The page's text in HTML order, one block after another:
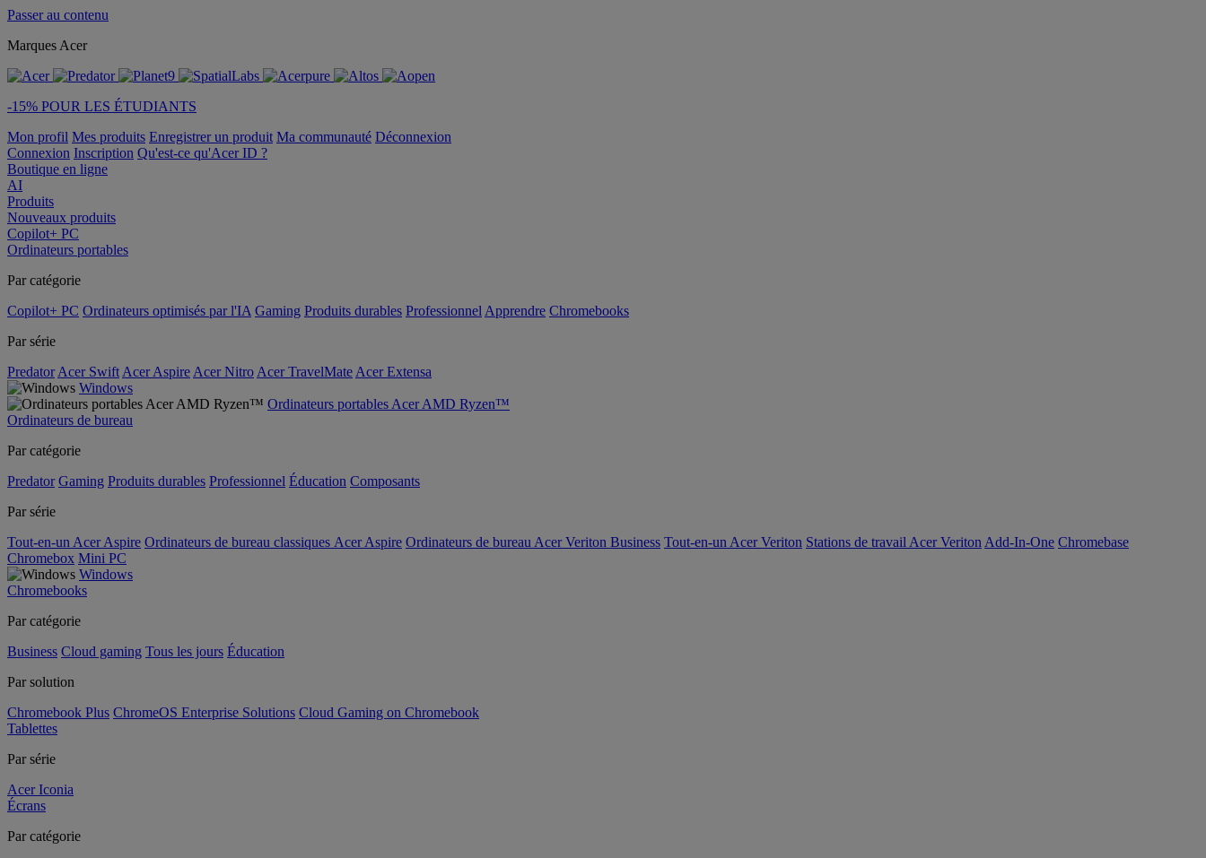
Passer au contenu
Marques Acer
-15% POUR LES ÉTUDIANTS
Mon profil Mes produits Enregistrer un produit Ma communauté Déconnexion
Connexion Inscription Qu'est-ce qu'Acer ID ?
Boutique en ligne
AI
Produits
Nouveaux produits
Copilot+ PC
Ordinateurs portables
Par catégorie
Copilot+ PC Ordinateurs optimisés par l'IA Gaming Produits durables Professionnel Apprendre Chromebooks
Par série
Predator Acer Swift Acer Aspire Acer Nitro Acer TravelMate Acer Extensa
Windows
Ordinateurs portables Acer AMD Ryzen™
Ordinateurs de bureau
Par catégorie
Predator Gaming Produits durables Professionnel Éducation Composants
Par série
Tout-en-un Acer Aspire Ordinateurs de bureau classiques Acer Aspire Ordinateurs de bureau Acer Veriton Business Tout-en-un Acer Veriton Stations de travail Acer Veriton Add-In-One Chromebase
Chromebox Mini PC
Windows
Chromebooks
Par catégorie
Business Cloud gaming Tous les jours Éducation
Par solution
Chromebook Plus ChromeOS Enterprise Solutions Cloud Gaming on Chromebook
Tablettes
Par série
Acer Iconia
Écrans
Par catégorie